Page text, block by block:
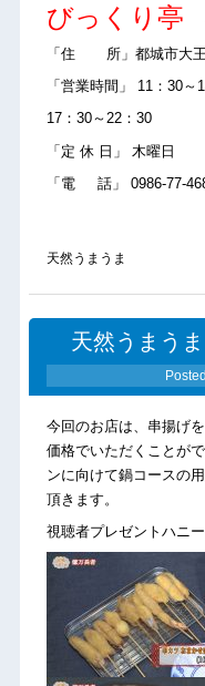
びっくり亭
「住 所」都城市大王
「営業時間」 11：30～
17：30～22：30
「定 休 日」 木曜日
「電 話」 0986-77-
天然うまうま
天然うまう
今回のお店は、串揚げ
価格でいただくことが
ンに向けて鍋コースの
頂きます。
視聴者プレゼントハニ